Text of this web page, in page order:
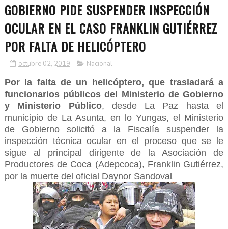
GOBIERNO PIDE SUSPENDER INSPECCIÓN
OCULAR EN EL CASO FRANKLIN GUTIÉRREZ
POR FALTA DE HELICÓPTERO
octubre 02, 2019 Nacional
Por la falta de un helicóptero, que trasladará a
funcionarios públicos del Ministerio de Gobierno
y Ministerio Público, desde La Paz hasta el
municipio de La Asunta, en lo Yungas, el Ministerio
de Gobierno solicitó a la Fiscalía suspender la
inspección técnica ocular en el proceso que se le
sigue al principal dirigente de la Asociación de
Productores de Coca (Adepcoca), Franklin Gutiérrez,
por la muerte del oficial Daynor Sandoval .